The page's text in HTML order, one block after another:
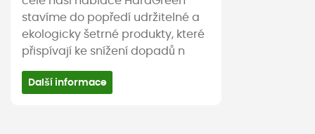
stavíme do popředí udržitelné a
ekologicky šetrné produkty, které
přispívají ke snížení dopadů n
Další informace